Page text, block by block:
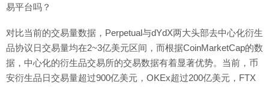
易平台吗？
对比当前的交易量数据，Perpetual与dYdX两大头部去中心化衍生
品协议日交易量均在2~3亿美元区间，而根据CoinMarketCap的数
据，中心化的衍生品交易所的交易数据有着显著优势。当前，币
安衍生品日交易量超过900亿美元，OKEx超过200亿美元，FTX